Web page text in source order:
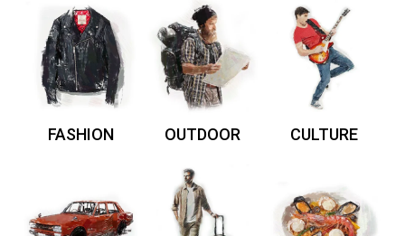
FASHION OUTDOOR CULTURE